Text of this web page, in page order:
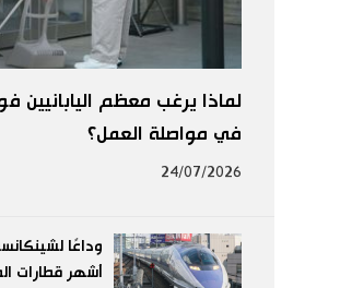
لماذا يرغب معظم اليابانيين
في مواصلة العمل؟
24/07/2026
أشهر قطارات